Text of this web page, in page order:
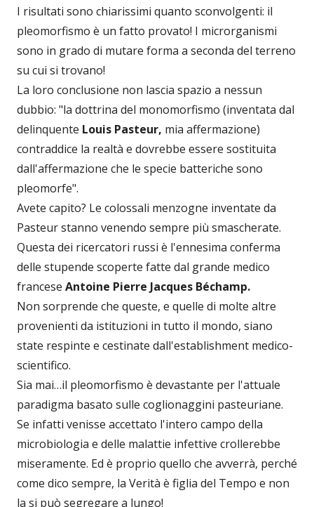
I risultati sono chiarissimi quanto sconvolgenti: il
pleomorfismo è un fatto provato! I microrganismi
sono in grado di mutare forma a seconda del terreno
su cui si trovano!
La loro conclusione non lascia spazio a nessun
dubbio: "la dottrina del monomorfismo (inventata dal
delinquente Louis Pasteur, mia affermazione)
contraddice la realtà e dovrebbe essere sostituita
dall'affermazione che le specie batteriche sono
pleomorfe".
Avete capito? Le colossali menzogne inventate da
Pasteur stanno venendo sempre più smascherate.
Questa dei ricercatori russi è l'ennesima conferma
delle stupende scoperte fatte dal grande medico
francese Antoine Pierre Jacques Béchamp.
Non sorprende che queste, e quelle di molte altre
provenienti da istituzioni in tutto il mondo, siano
state respinte e cestinate dall'establishment medico-
scientifico.
Sia mai…il pleomorfismo è devastante per l'attuale
paradigma basato sulle coglionaggini pasteuriane.
Se infatti venisse accettato l'intero campo della
microbiologia e delle malattie infettive crollerebbe
miseramente. Ed è proprio quello che avverrà, perché
come dico sempre, la Verità è figlia del Tempo e non
la si può segregare a lungo!